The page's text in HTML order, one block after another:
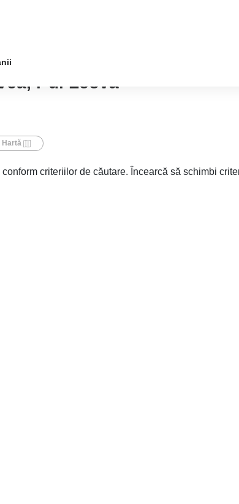
r-ul Leova
Hartă
criteriilor de căutare. Încearcă să schimbi